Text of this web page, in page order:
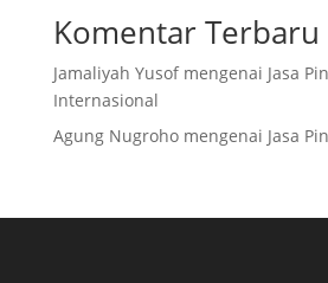
Komentar Terbaru
Jamaliyah Yusofmengenai Jasa
Internasional
Agung Nugrohomengenai Jasa